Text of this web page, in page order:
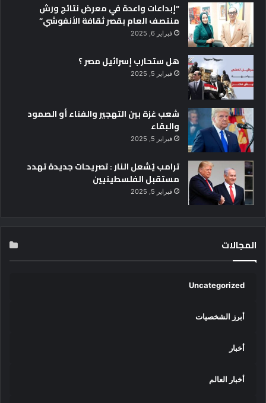
“إبداعات واعدة في معرض نتائج ورش
منتصف العام بقصر ثقافة الأنفوشي”
فبراير 6, 2025
هل ستحارب إسرائيل مصر ؟
فبراير 5, 2025
شعب غزة بين التهجير والفناء أو الصمود
والبقاء
فبراير 5, 2025
ترامب يُشعل النار : تصريحات جديدة تهدد
مستقبل الفلسطينيين
فبراير 5, 2025
المجالات
Uncategorized
أبرز الشخصيات
أخبار
أخبار العالم